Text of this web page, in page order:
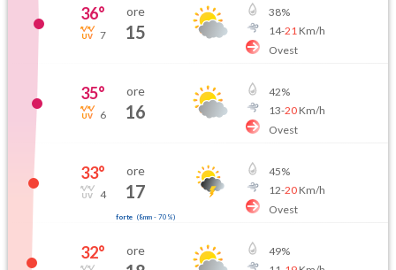
36°
7
ore
15
38%
14-21Km/h
Ovest
35°
6
ore
16
42%
13-20Km/h
Ovest
33°
4
ore
17
forte (8mm- 70 %)
45%
12-20Km/h
Ovest
32° ore 49%